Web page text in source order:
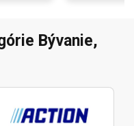
Bývanie,